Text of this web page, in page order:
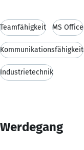
Teamfähigkeit MS Office
Kommunikationsfähigkeit
Industrietechnik
Werdegang